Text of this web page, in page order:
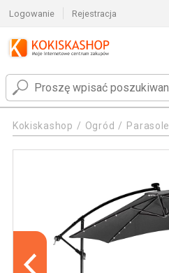
Logowanie Rejestracja
Kokiskashop Ogród Parasole